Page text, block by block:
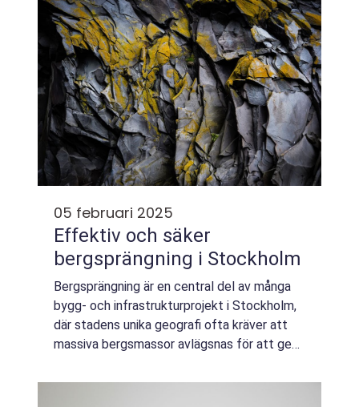
05 februari 2025
Effektiv och säker
bergsprängning i Stockholm
Bergsprängning är en central del av många
bygg- och infrastrukturprojekt i Stockholm,
där stadens unika geografi ofta kräver att
massiva bergsmassor avlägsnas för att ge